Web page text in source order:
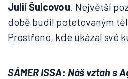
Julií Šulcovou . Největší
době budil potetovaným
Prostřeno, kde ukázal své
SÁMER ISSA: Náš vztah s